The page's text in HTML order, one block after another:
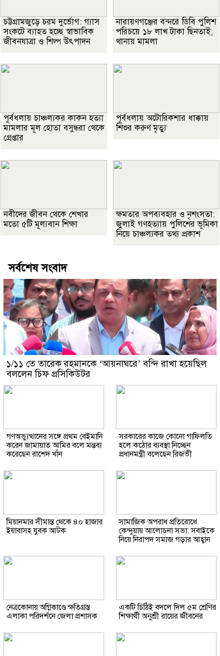
চট্টগ্রামজুড়ে চরম দুর্ভোগ: গ্যাস
সংকটে ব্যাহত হচ্ছে স্বাভাবিক
জীবনযাত্রা ও শিল্প উৎপাদন
নারায়ণগঞ্জের বন্দরে ডিবি পুলিশ
পরিচয়ে ১৮ লাখ টাকা ছিনতাই,
থানায় মামলা
পূর্বধলায় চাঞ্চল্যকর কাকন হত্যা
মামলার মূল হোতা বসুন্ধরা থেকে
গ্রেপ্তার
পূর্বধলায় অটোরিকশার ধাক্কায়
শিশুর করুণ মৃত্যু
নবীদের জীবন থেকে শেখার
মতো ৫টি মূল্যবান শিক্ষা
ক্ষমতার অপব্যবহার ও নৃশংসতা:
জুলাই গণহত্যায় পুলিশের ভূমিকা
নিয়ে চাঞ্চল্যকর তথ্য প্রকাশ
সর্বশেষ সংবাদ
১/১১ তে তারেক রহমানকে ‘আয়নাঘরে’ বন্দি রাখা হয়েছিল
বললেন চিফ প্রসিকিউটর
গণঅভ্যুত্থানের সঙ্গে প্রথম বেইমানি
করেন জামায়াত আমির বলে মন্তব্য
করেছেন রাশেদ খাঁন
সরকারের কাজে কোনো গাফিলতি
হলে কঠোর ব্যবস্থা নিচ্ছেন
প্রধানমন্ত্রী বলেছেন রিজভী
মিয়ানমার সীমান্ত থেকে ৪০ হাজার
ইয়াবাসহ যুবক আটক
সামাজিক অপরাধ প্রতিরোধে
কেন্দুয়ায় আলোচনা সভা: সবাইকে
নিয়ে নিরাপদ সমাজ গড়ার আহ্বান
নেত্রকোনায় অগ্নিকাণ্ডে ক্ষতিগ্রস্ত
এলাকা পরিদর্শনে জেলা প্রশাসক
একটি চিঠিই বদলে দিল ৫ম শ্রেণির
শিক্ষার্থী অনুশ্রী রায়ের জীবনের